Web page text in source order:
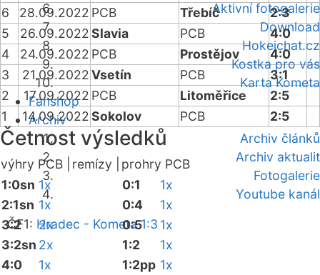
Aktivní fotogalerie
Download
Hokejchat.cz
Kostka pro vás
Karta Kometa
Fanshop
Archiv
Archiv článků
Archiv aktualit
Fotogalerie
Youtube kanál
ČF1: Hradec - Kometa 1:3
6
28.09.2022 PCB Třebíč
2:3
5
26.09.2022Slavia PCB
4:0
4
24.09.2022 PCB Prostějov
4:0
3
21.09.2022Vsetín PCB
3:1
2
17.09.2022 PCB Litoměřice
2:5
1
14.09.2022Sokolov PCB 2:5
Četnost výsledků
výhry PCB | remízy |
prohry PCB
1:0sn 1x
2:1sn 1x
3:2
2x
3:2sn 2x
4:0
1x
0:1
1x
0:4
1x
0:5
1x
1:2
1x
1:2pp 1x